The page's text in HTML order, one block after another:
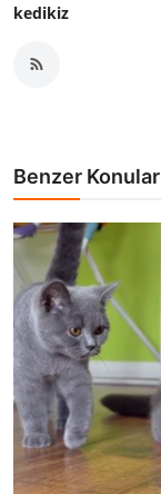
kedikiz
Benzer Konular